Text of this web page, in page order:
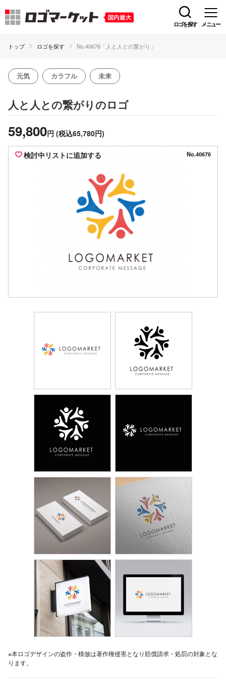
ロゴを探す メニュー
トップ ロゴを探す No.40676「人と人との繋がり」
元気 カラフル 未来
人と人との繋がりのロゴ
59,800円 (税込65,780円)
検討中リストに追加する No.40676
※本ロゴデザインの盗作・模倣は著作権侵害となり賠償請求・処罰の対象とな
ります。